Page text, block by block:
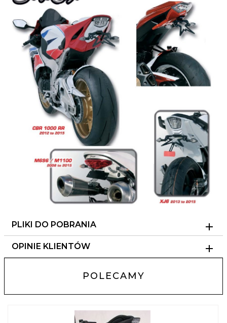
PLIKI DO POBRANIA
OPINIE KLIENTÓW
POLECAMY